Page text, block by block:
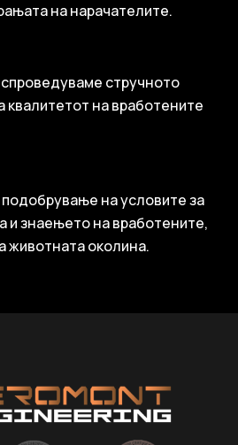
на нарачателите.
стручното
квалитетот на вработените
на условите за
и знаењето на вработените,
животната околина.